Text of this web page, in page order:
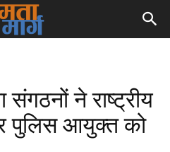
संगठनों ने राष्ट्रीय
पुलिस आयुक्त को